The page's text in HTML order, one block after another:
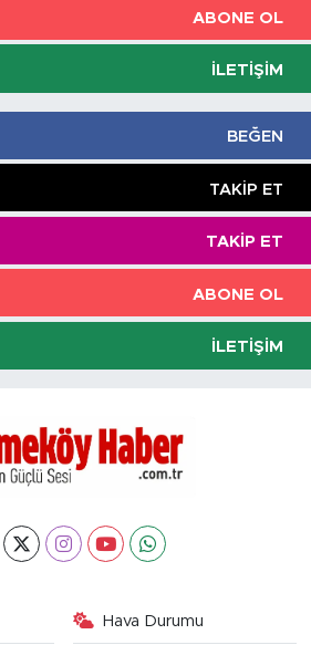
ABONE OL
İLETIŞIM
BEĞEN
TAKIP ET
TAKIP ET
ABONE OL
İLETIŞIM
Hava Durumu